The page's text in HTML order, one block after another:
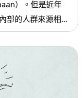
）。但是近年
部的人群來源相
上的差異。